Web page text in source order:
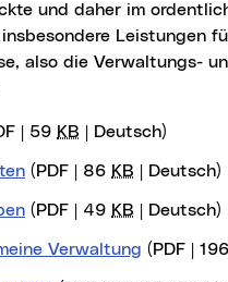
und daher im
Leistungen
also die Verwaltungs-
| 59 KB | Deutsch)
(PDF | 86 KB | Deutsch)
(PDF | 49 KB | Deutsch)
Verwaltung (PDF | 196